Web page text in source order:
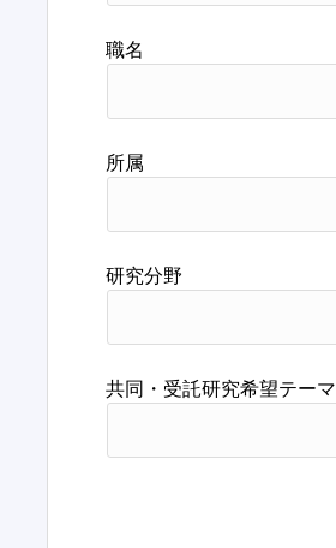
職名
所属
研究分野
共同・受託研究希望テーマ